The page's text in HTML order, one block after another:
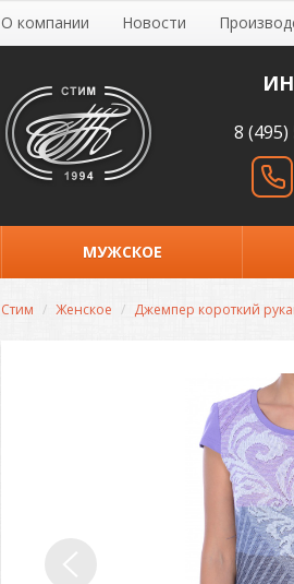
О компании Новости
8 (495)
МУЖСКОЕ
Стим Женское Джемпер короткий